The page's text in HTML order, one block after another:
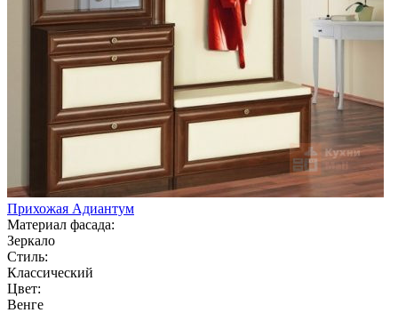
Прихожая Адиантум
Материал фасада:
Зеркало
Стиль:
Классический
Цвет:
Венге